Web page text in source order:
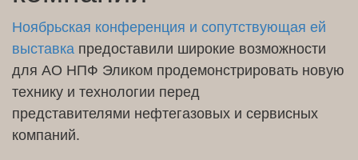
Ноябрьская конференция и сопутствующая ей
выставка предоставили широкие возможности
для АО НПФ Эликом продемонстрировать новую
технику и технологии перед
представителями нефтегазовых и сервисных
компаний.